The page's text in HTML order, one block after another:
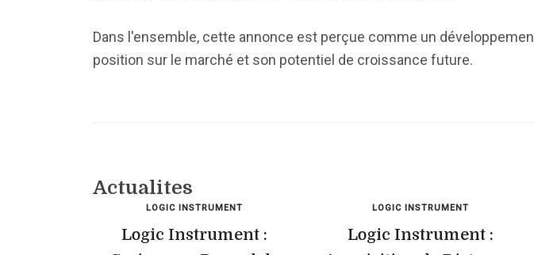
Dans l'ensemble, cette annonce est perçue comme un
position sur le marché et son potentiel de croissance future.
Actualites
LOGIC INSTRUMENT
Logic Instrument :
LOGIC INSTRUMENT
Logic Instrument :